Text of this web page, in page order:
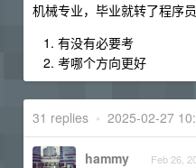
机械专业，毕业就转了程序
有没有必要考
考哪个方向更好
31 replies • 2025-02-27
hammy Feb 26,